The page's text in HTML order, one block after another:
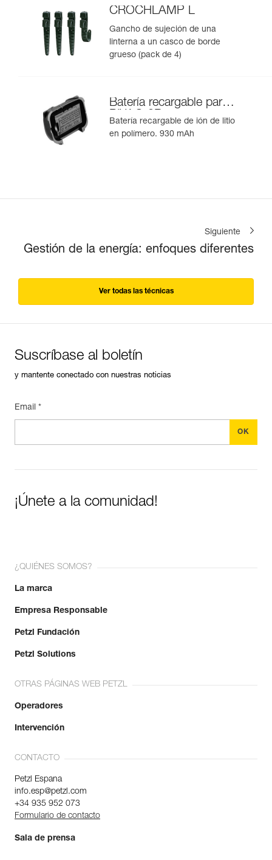
CROCHLAMP L
Gancho de sujeción de una
linterna a un casco de borde
grueso (pack de 4)
Batería recargable para
PIXA® 3R
Batería recargable de ión de litio
en polímero. 930 mAh
Siguiente
Gestión de la energía: enfoques diferentes
Ver todas las técnicas
Suscríbase al boletín
y mantente conectado con nuestras noticias
Email *
¡Únete a la comunidad!
¿QUIÉNES SOMOS?
La marca
Empresa Responsable
Petzl Fundación
Petzl Solutions
OTRAS PÁGINAS WEB PETZL
Operadores
Intervención
CONTACTO
Petzl Espana
info.esp@petzl.com
+34 935 952 073
Formulario de contacto
Sala de prensa